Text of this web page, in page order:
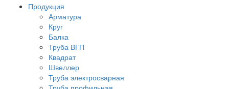
Продукция
Арматура
Круг
Балка
Труба ВГП
Квадрат
Швеллер
Труба электросварная